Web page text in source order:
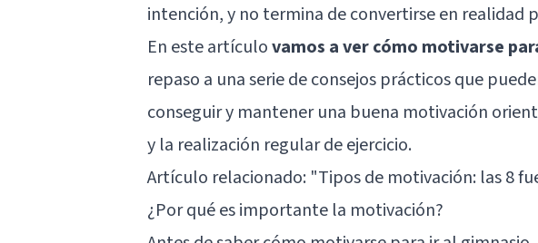
intención, y no termina de convertirse en realidad
En este artículovamos a ver cómo motivarse
repaso a una serie de consejos prácticos que
conseguir y mantener una buena motivación
y la realización regular de ejercicio.
Artículo relacionado: "Tipos de motivación: las 8
¿Por qué es importante la motivación?